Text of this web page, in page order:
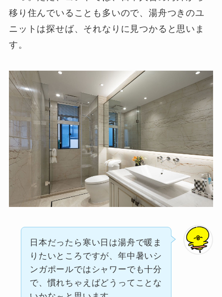
移り住んでいることも多いので、湯舟つきのユ
ニットは探せば、それなりに見つかると思いま
す。
日本だったら寒い日は湯舟で暖ま
りたいところですが、年中暑いシ
ンガポールではシャワーでも十分
で、慣れちゃえばどうってことな